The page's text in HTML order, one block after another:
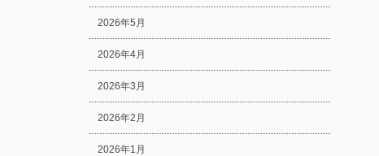
2026年5月
2026年4月
2026年3月
2026年2月
2026年1月